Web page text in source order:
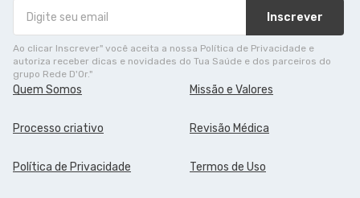
Inscrever
Ao clicar Inscrever" você aceita a nossa Política de Privacidade e
autoriza receber dicas e novidades do Tua Saúde e dos parceiros do
grupo Rede D'Or."
Quem Somos Missão e Valores
Processo criativo Revisão Médica
Política de Privacidade Termos de Uso